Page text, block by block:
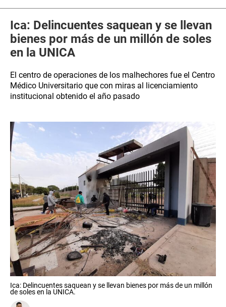
Ica: Delincuentes saquean y se llevan
bienes por más de un millón de soles
en la UNICA
El centro de operaciones de los malhechores fue el Centro
Médico Universitario que con miras al licenciamiento
institucional obtenido el año pasado
Ica: Delincuentes saquean y se llevan bienes por más de un millón
de soles en la UNICA.